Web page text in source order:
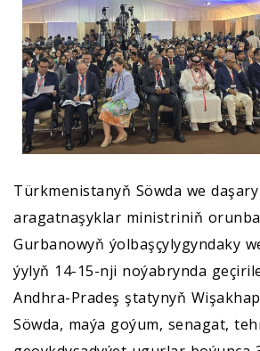
Türkmenistanyň Söwda we
aragatnaşyklar ministriniň
Gurbanowyň ýolbaşçylygyndaky
ýylyň 14-15-nji noýabrynda
Andhra-Pradeş ştatynyň
Söwda, maýa goýum, senagat,